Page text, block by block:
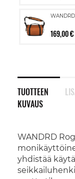
169,00 €
TUOTTEEN
KUVAUS
WANDRD
yhdistää